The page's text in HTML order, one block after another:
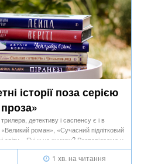
історії поза серією
детективу і саспенсу є і в
роман», «Сучасний підлітковий
світи». Які ж це книжки? Розповідаємо у
1 хв. на читання